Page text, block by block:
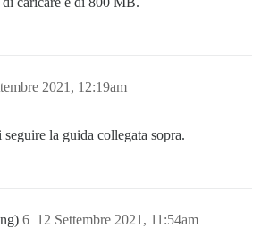
2021, 12:19am
la guida collegata sopra.
12 Settembre 2021, 11:54am
6